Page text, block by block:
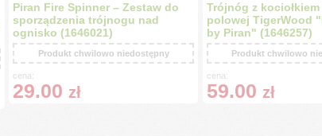
Piran Fire Spinner – Zestaw do
sporządzenia trójnogu nad
ognisko (1646021)
Produkt chwilowo niedostępny
cena:
29.00 zł
Trójnóg z
polowej TigerWood
by Piran" (1646257)
Produkt chwilowo
cena:
59.00 zł